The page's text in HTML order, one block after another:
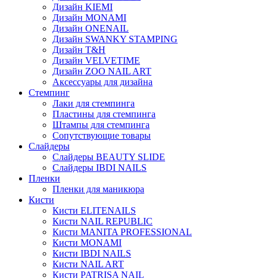
Дизайн KIEMI
Дизайн MONAMI
Дизайн ONENAIL
Дизайн SWANKY STAMPING
Дизайн T&H
Дизайн VELVETIME
Дизайн ZOO NAIL ART
Аксессуары для дизайна
Стемпинг
Лаки для стемпинга
Пластины для стемпинга
Штампы для стемпинга
Сопутствующие товары
Слайдеры
Слайдеры BEAUTY SLIDE
Слайдеры IBDI NAILS
Пленки
Пленки для маникюра
Кисти
Кисти ELITENAILS
Кисти NAIL REPUBLIC
Кисти MANITA PROFESSIONAL
Кисти MONAMI
Кисти IBDI NAILS
Кисти NAIL ART
Кисти PATRISA NAIL